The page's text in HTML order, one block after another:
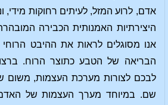
אדם, לרוע המזל, לעיתים רחוקות מידי,
היצירתיות האמנותית הכבירה
אנו מסוגלים לראות את ההיבט
הבריאה של הטבע כתוצר הרוח.
לבכם לצורות מערכת העצמות, משום
שם. במיוחד מערך העצמות של